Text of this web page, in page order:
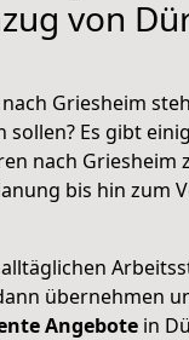
von
Griesheim
sollen? Es gibt
nach Griesheim
bis hin zum
übernehmen
Angebote in